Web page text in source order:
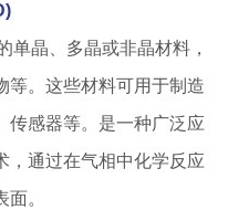
单晶、多晶或非晶材料，
等。这些材料可用于制造
传感器等。是一种广泛应
，通过在气相中化学反应
。